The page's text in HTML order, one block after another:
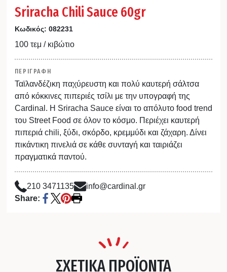
Sriracha Chili Sauce 60gr
Κωδικός: 082231
100 τεμ / κιβώτιο
ΠΕΡΙΓΡΑΦΗ
Ταϊλανδέζικη παχύρευστη και πολύ καυτερή σάλτσα
από κόκκινες πιπεριές τσίλι με την υπογραφή της
Cardinal. Η Sriracha Sauce είναι το απόλυτο food trend
του Street Food σε όλον το κόσμο. Περιέχει καυτερή
πιπεριά chili, ξύδι, σκόρδο, κρεμμύδι και ζάχαρη. Δίνει
πικάντικη πινελιά σε κάθε συνταγή και ταιριάζει
πραγματικά παντού.
210 3471135
info@cardinal.gr
Share:
ΣΧΕΤΙΚΑ ΠΡΟΪΟΝΤΑ